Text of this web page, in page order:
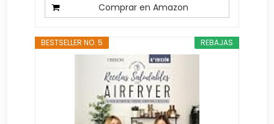
Comprar en Amazon
REBAJAS
BESTSELLER NO. 5